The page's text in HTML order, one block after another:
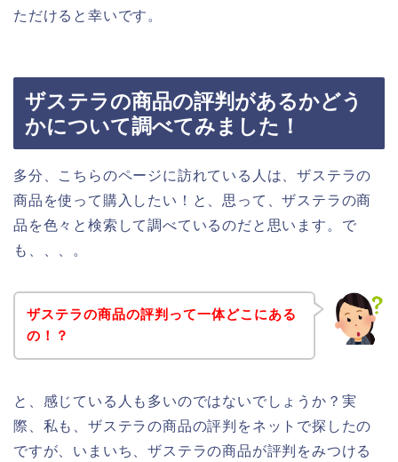
ただけると幸いです。
ザステラの商品の評判があるかどう
かについて調べてみました！
多分、こちらのページに訪れている人は、ザステラの
商品を使って購入したい！と、思って、ザステラの商
品を色々と検索して調べているのだと思います。で
も、、、。
ザステラの商品の評判って一体どこにある
の！？
と、感じている人も多いのではないでしょうか？実
際、私も、ザステラの商品の評判をネットで探したの
ですが、いまいち、ザステラの商品が評判をみつける